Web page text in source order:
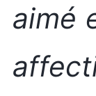
aimé